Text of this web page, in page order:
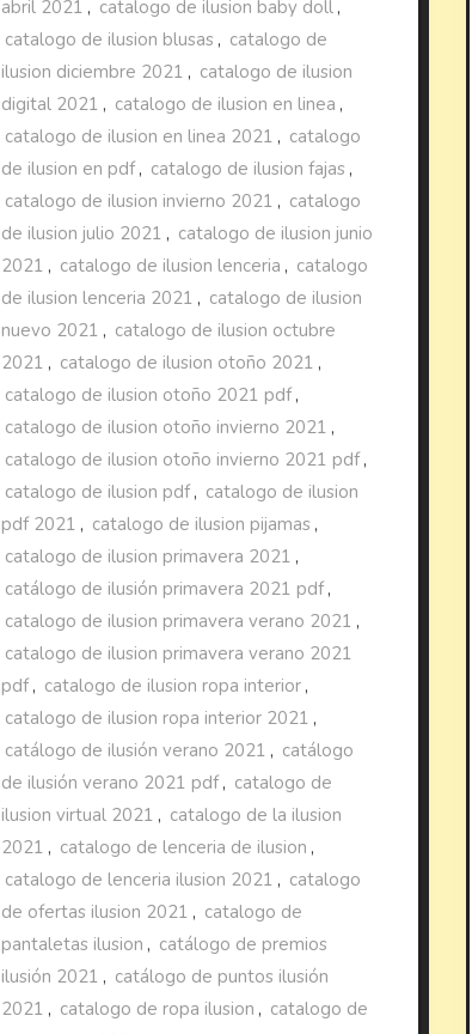
abril 2021 , catalogo de ilusion baby doll ,
catalogo de ilusion blusas , catalogo de
ilusion diciembre 2021 , catalogo de ilusion
digital 2021 , catalogo de ilusion en linea ,
catalogo de ilusion en linea 2021 , catalogo
de ilusion en pdf, catalogo de ilusion fajas ,
catalogo de ilusion invierno 2021 , catalogo
de ilusion julio 2021 , catalogo de ilusion junio
2021 , catalogo de ilusion lenceria , catalogo
de ilusion lenceria 2021 , catalogo de ilusion
nuevo 2021 , catalogo de ilusion octubre
2021 , catalogo de ilusion otoño 2021 ,
catalogo de ilusion otoño 2021 pdf,
catalogo de ilusion otoño invierno 2021 ,
catalogo de ilusion otoño invierno 2021 pdf,
catalogo de ilusion pdf, catalogo de ilusion
pdf 2021 , catalogo de ilusion pijamas ,
catalogo de ilusion primavera 2021 ,
catálogo de ilusión primavera 2021 pdf,
catalogo de ilusion primavera verano 2021 ,
catalogo de ilusion primavera verano 2021
pdf, catalogo de ilusion ropa interior ,
catalogo de ilusion ropa interior 2021 ,
catálogo de ilusión verano 2021 , catálogo
de ilusión verano 2021 pdf, catalogo de
ilusion virtual 2021 , catalogo de la ilusion
2021 , catalogo de lenceria de ilusion ,
catalogo de lenceria ilusion 2021 , catalogo
de ofertas ilusion 2021 , catalogo de
pantaletas ilusion , catálogo de premios
ilusión 2021 , catálogo de puntos ilusión
2021 , catalogo de ropa ilusion , catalogo de